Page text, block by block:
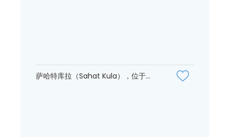
萨哈特库拉（Sahat Kula），位于...